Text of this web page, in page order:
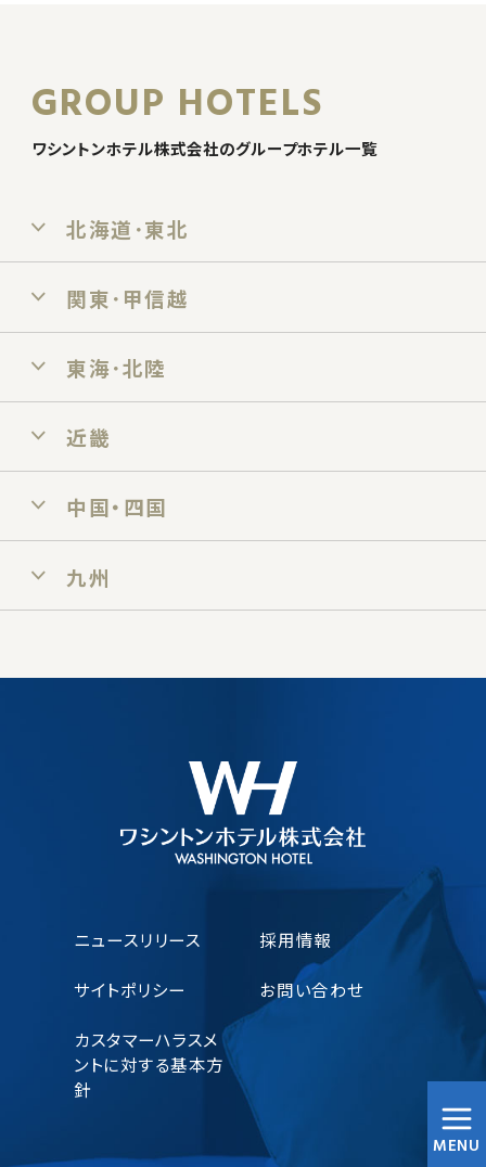
GROUP HOTELS
ワシントンホテル株式会社のグループホテル一覧
北海道･東北
関東･甲信越
東海･北陸
近畿
中国・四国
九州
ニュースリリース 採用情報
サイトポリシー お問い合わせ
カスタマーハラスメ
ントに対する基本方
針
MENU